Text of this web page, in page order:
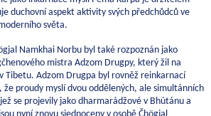
duchovní aspekt aktivity svých předchůdců ve
světa.
Namkhai Norbu byl také rozpoznán jako
mistra Adzom Drugpy, který žil na
Tibetu. Adzom Drugpa byl rovněž reinkarnací
že proudy myslí dvou oddělených, ale simultánních
se projevily jako dharmarádžové v Bhútánu a